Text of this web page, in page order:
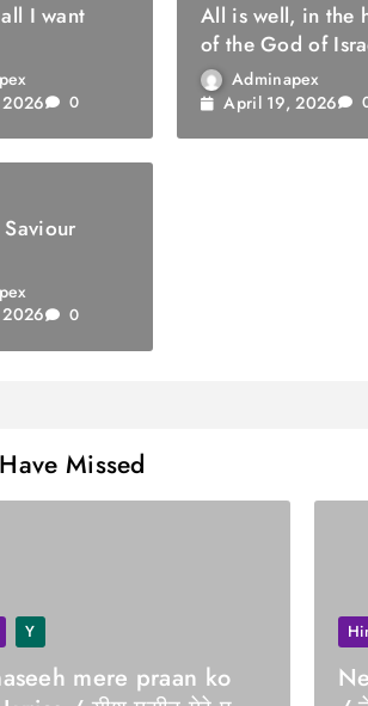
I want
0
All is well, in the
of the God of
LyricsAdminapex
April 19, 2026
0
Missed
Y
mere praan ko